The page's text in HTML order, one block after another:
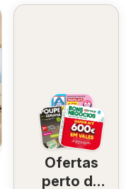
Ofertas
perto de